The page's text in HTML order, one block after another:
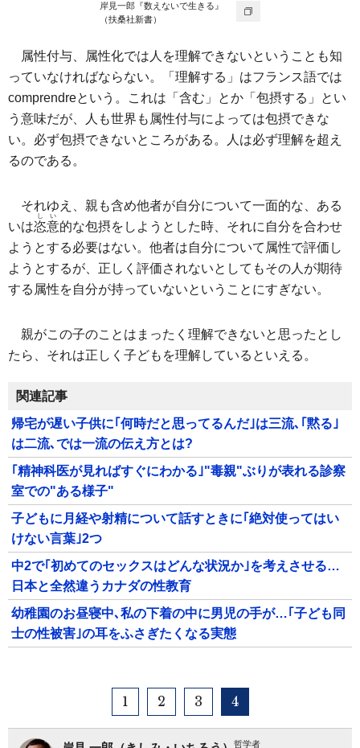
岸見一郎『数えないで生きる』
（扶桑社新書）
属性付与、属性化では人を理解できないということも知
っていなければならない。「理解する」はフランス語では
comprendreという。これは「含む」とか「包摂する」とい
う意味だが、人も世界も属性付与によっては包摂できな
い。必ず包摂できないところがある。人は必ず理解を超え
るのである。
それゆえ、親も含め他者が自分について一面的な、ある
いは恣意
しい
的な包摂をしようとした時、それに自分を合わせ
ようとする必要はない。他者は自分について属性で評価し
ようとするが、正しく評価されないとしてもその人が期待
する属性を自分が持っていないということにすぎない。
親がこの子のことはまったく理解できないと思ったとし
たら、それは正しく子どもを理解しているといえる。
関連記事
帰宅が遅い子供に｢何時だと思ってるんだ｣は三流､｢黙る｣
は二流､では一流の伝え方とは?
｢精神科医が見ればすぐにわかる｣"毒親"ぶりが表れる診察
室での"ある様子"
子どもに月経や射精について話すときに｢絶対使ってはい
けない言葉｣2つ
中2で｢初めてのセックスはどんな状況か｣を考えさせる…
日本と全然違うカナダの性教育
幼稚園のお昼寝中､私の下着の中に男児の手が…｢子ども同
士の性被害｣の耳をふさぎたくなる実態
1 2 3 4
哲学者